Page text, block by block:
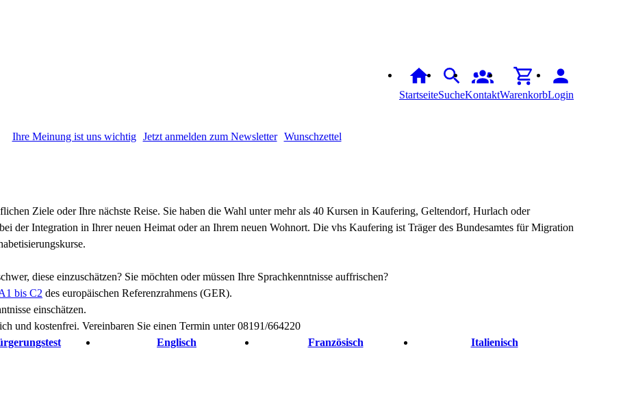
StartseiteSucheKontaktWarenkorbLogin
Ihre Meinung ist uns wichtig Jetzt anmelden zum Newsletter Wunschzettel
Ziele oder Ihre nächste Reise. Sie haben die Wahl unter mehr als 40 Kursen in Kaufering, Geltendorf, Hurlach oder
der Integration in Ihrer neuen Heimat oder an Ihrem neuen Wohnort. Die vhs Kaufering ist Träger des Bundesamtes für Migration
diese einzuschätzen? Sie möchten oder müssen Ihre Sprachkenntnisse auffrischen?
bis C2 des europäischen Referenzrahmens (GER).
einschätzen.
und kostenfrei. Vereinbaren Sie einen Termin unter 08191/664220
Englisch Französisch Italienisch